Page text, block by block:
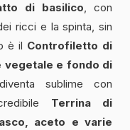
di basilico, con
ricci e la spinta, sin
è il Controfiletto di
vegetale e fondo di
sublime con
Terrina di
aceto e varie